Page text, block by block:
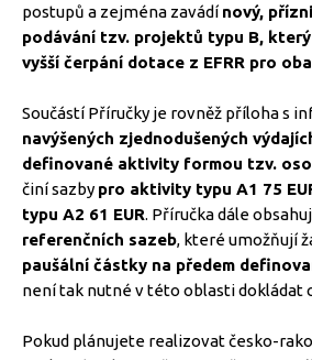
postupů a zejména zavádí nový,
podávání tzv. projektů typu B,
vyšší čerpání dotace z EFRR pro
Součástí Příručky je rovněž příloha s
navýšených zjednodušených
definované aktivity formou tzv.
činí sazby pro aktivity typu A1 75
typu A2 61 EUR. Příručka dále
referenčních sazeb, které umožňují
paušální částky na předem
není tak nutné v této oblasti dokládat
Pokud plánujete realizovat česko-